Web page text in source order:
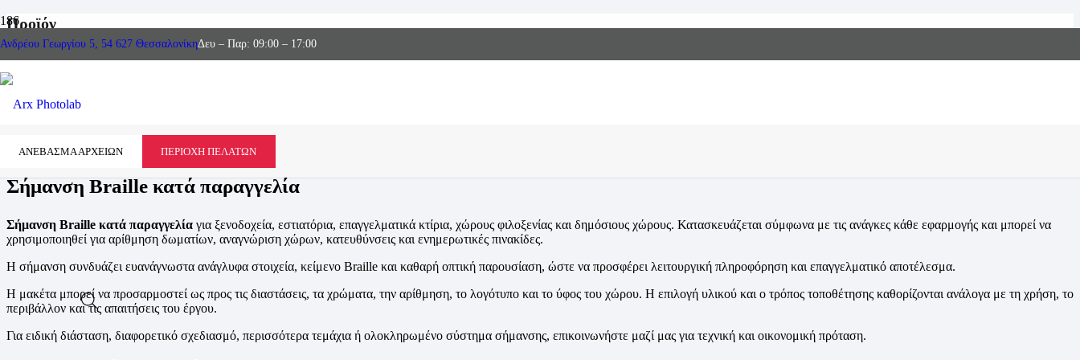
Ανδρέου Γεωργίου 5, 54 627 ΘεσσαλονίκηΔευ – Παρ: 09:00 – 17:00
ΑΝΕΒΑΣΜΑ ΑΡΧΕΙΩΝ ΠΕΡΙΟΧΗ ΠΕΛΑΤΩΝ
Προϊόν
Αρχική
Κατηγορίες: Ειδικές Κατασκευές
Σήμανση Braille κατά παραγγελία
Σήμανση Braille κατά παραγγελία για ξενοδοχεία, εστιατόρια, επαγγελματικά κτίρια, χώρους φιλοξενίας και δημόσιους χώρους. Κατασκευάζεται σύμφωνα με τις ανάγκες κάθε εφαρμογής και μπορεί να
χρησιμοποιηθεί για αρίθμηση δωματίων, αναγνώριση χώρων, κατευθύνσεις και ενημερωτικές πινακίδες.
Η σήμανση συνδυάζει ευανάγνωστα ανάγλυφα στοιχεία, κείμενο Braille και καθαρή οπτική παρουσίαση, ώστε να προσφέρει λειτουργική πληροφόρηση και επαγγελματικό αποτέλεσμα.
Η μακέτα μπορεί να προσαρμοστεί ως προς τις διαστάσεις, τα χρώματα, την αρίθμηση, το λογότυπο και το ύφος του χώρου. Η επιλογή υλικού και ο τρόπος τοποθέτησης καθορίζονται ανάλογα με τη χρήση, το
περιβάλλον και τις απαιτήσεις του έργου.
Για ειδική διάσταση, διαφορετικό σχεδιασμό, περισσότερα τεμάχια ή ολοκληρωμένο σύστημα σήμανσης, επικοινωνήστε μαζί μας για τεχνική και οικονομική πρόταση.